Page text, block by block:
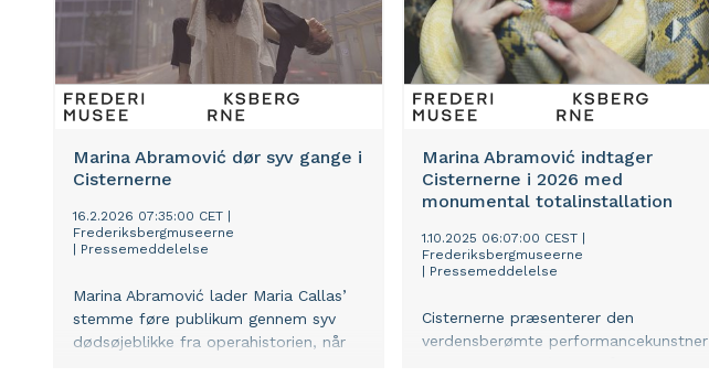
Marina Abramović dør syv gange i
Cisternerne
16.2.2026 07:35:00 CET
Frederiksbergmuseerne
Pressemeddelelse
Marina Abramović lader Maria Callas’
stemme føre publikum gennem syv
dødsøjeblikke fra operahistorien, når
Marina Abramović indtager
Cisternerne i 2026 med
monumental totalinstallation
1.10.2025 06:07:00 CEST
Frederiksbergmuseerne
Pressemeddelelse
Cisternerne præsenterer den
verdensberømte performancekunstner